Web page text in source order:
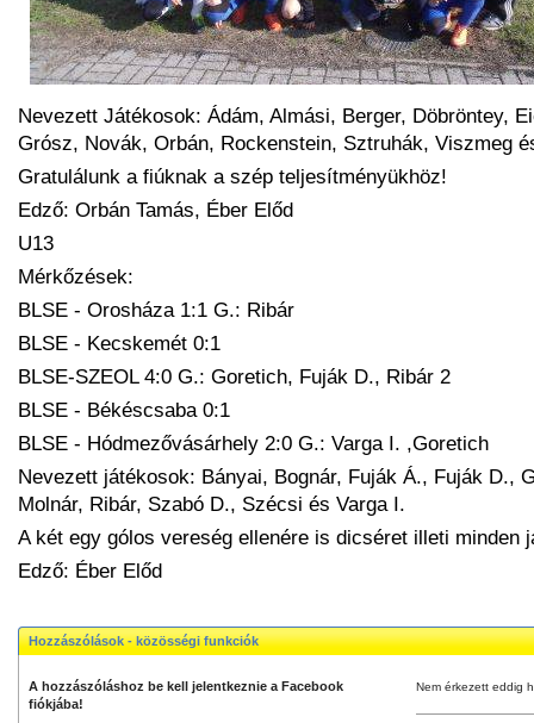
Nevezett Játékosok: Ádám, Almási, Berger, Döbröntey,
Grósz, Novák, Orbán, Rockenstein, Sztruhák, Viszmeg
Gratulálunk a fiúknak a szép teljesítményükhöz!
Edző: Orbán Tamás, Éber Előd
U13
Mérkőzések:
BLSE - Orosháza 1:1 G.: Ribár
BLSE - Kecskemét 0:1
BLSE-SZEOL 4:0 G.: Goretich, Fuják D., Ribár 2
BLSE - Békéscsaba 0:1
BLSE - Hódmezővásárhely 2:0 G.: Varga I. ,Goretich
Nevezett játékosok: Bányai, Bognár, Fuják Á., Fuják D.,
Molnár, Ribár, Szabó D., Szécsi és Varga I.
A két egy gólos vereség ellenére is dicséret illeti minden
Edző: Éber Előd
Hozzászólások - közösségi funkciók
A hozzászóláshoz be kell jelentkeznie a Facebook
fiókjába!
Nem érkezett eddig